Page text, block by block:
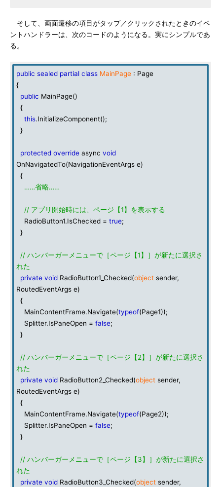
そして、画面遷移の項目がタップ／クリックされたときのイベ
ントハンドラーは、次のコードのようになる。実にシンプルであ
る。
public sealed partial class MainPage : Page
{
public MainPage()
{
this.InitializeComponent();
}
protected override async void
OnNavigatedTo(NavigationEventArgs e)
{
……省略……
// アプリ開始時には、ページ【1】を表示する
RadioButton1.IsChecked = true;
}
// ハンバーガーメニューで［ページ【1】］が新たに選択さ
れた
private void RadioButton1_Checked(object sender,
RoutedEventArgs e)
{
MainContentFrame.Navigate(typeof(Page1));
Splitter.IsPaneOpen = false;
}
// ハンバーガーメニューで［ページ【2】］が新たに選択さ
れた
private void RadioButton2_Checked(object sender,
RoutedEventArgs e)
{
MainContentFrame.Navigate(typeof(Page2));
Splitter.IsPaneOpen = false;
}
// ハンバーガーメニューで［ページ【3】］が新たに選択さ
れた
private void RadioButton3_Checked(object sender,